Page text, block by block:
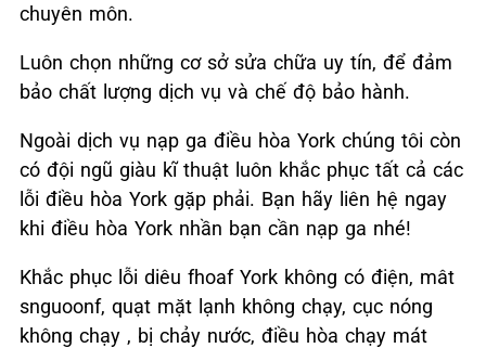
chuyên môn.
Luôn chọn những cơ sở sửa chữa uy tín, để đảm
bảo chất lượng dịch vụ và chế độ bảo hành.
Ngoài dịch vụ nạp ga điều hòa York chúng tôi còn
có đội ngũ giàu kĩ thuật luôn khắc phục tất cả các
lỗi điều hòa York gặp phải. Bạn hãy liên hệ ngay
khi điều hòa York nhần bạn cần nạp ga nhé!
Khắc phục lỗi diêu fhoaf York không có điện, mât
snguoonf, quạt mặt lạnh không chạy, cục nóng
không chạy , bị chảy nước, điều hòa chạy mát